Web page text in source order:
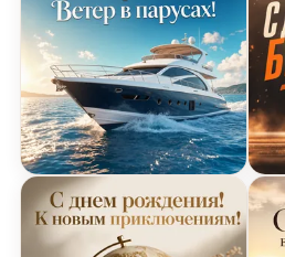
Открытка Днем Рождения